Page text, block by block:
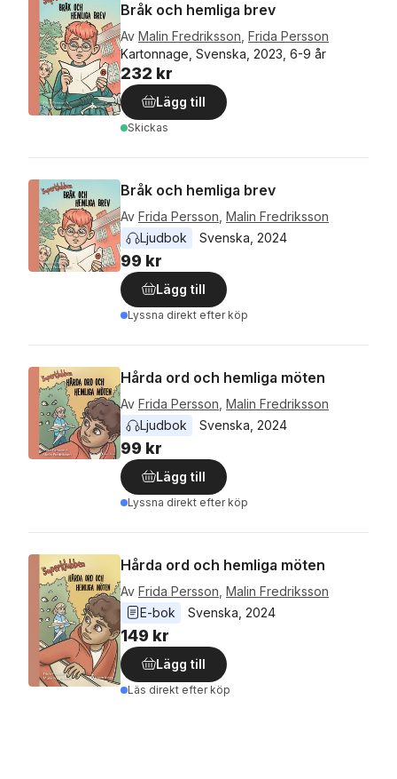
Bråk och hemliga brev
Av Malin Fredriksson Frida Persson
Kartonnage, Svenska, 2023, 6-9 år
232 kr
Lägg till
Skickas
Bråk och hemliga brev
Av Frida Persson Malin Fredriksson
Ljudbok
Svenska 2024
99 kr
Lägg till
Lyssna direkt efter köp
Hårda ord och hemliga möten
Av Frida Persson Malin Fredriksson
Ljudbok
Svenska 2024
99 kr
Lägg till
Lyssna direkt efter köp
Hårda ord och hemliga möten
Av Frida Persson Malin Fredriksson
E-bok
Svenska 2024
149 kr
Lägg till
Läs direkt efter köp